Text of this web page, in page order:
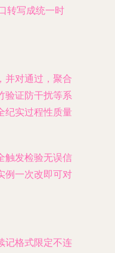
转写成统一时
并对通过，聚合
验证防干扰等系
纪实过程性质量
触发检验无误信
例一次改即可对
记格式限定不连